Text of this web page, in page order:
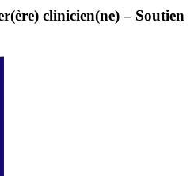
clinicien(ne) – Soutien